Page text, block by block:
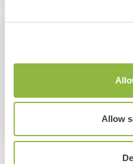
Allow
een domper maar hun